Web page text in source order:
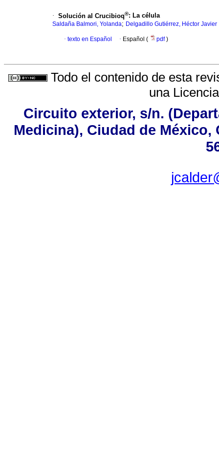
· Solución al Crucibioq®: La célula
Saldaña Balmori, Yolanda; Delgadillo Gutiérrez, Héctor Javier
· texto en Español · Español ( pdf)
Todo el contenido de esta
una
Circuito exterior, s/n.
Medicina), Ciudad de México,